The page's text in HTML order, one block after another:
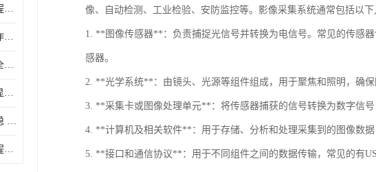
商丘自动升旗系统 自动化程度高 提高工作效率
淄博自动升旗系统厂家 操作简单 提高工作效率
计时成绩处理系统 数据安全稳定准确 提升场馆形象 操作简便
双鸭山计时计分系统公司 显示效果好 提升场馆形象
河源自动升旗系统 运行平稳 设计简单 灵活
梧州自动升旗系统 自动化程度高 性价比高
像、自动检测、工业检验、安防监控等。影像采集系统通常包括以下
1. **图像传感器**：负责捕捉光信号并转换为电信号。常见的传感
感器。
2. **光学系统**：由镜头、光源等组件组成，用于聚焦和照明，确保
3. **采集卡或图像处理单元**：将传感器捕获的信号转换为数字信号
4. **计算机及相关软件**：用于存储、分析和处理采集到的图像数
5. **接口和通信协议**：用于不同组件之间的数据传输，常见的有